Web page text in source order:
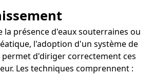
la présence d'eaux souterraines ou
l'adoption d'un système de
permet d'diriger correctement ces
Les techniques comprennent :